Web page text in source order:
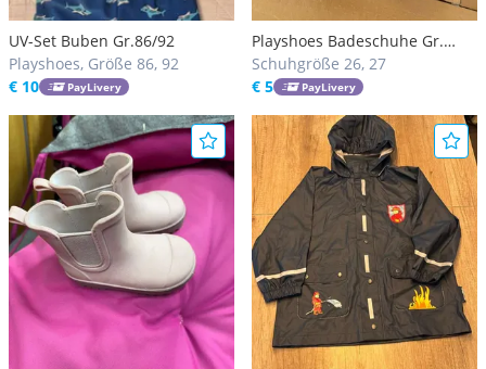
UV-Set Buben Gr.86/92
Playshoes, Größe 86, 92
€ 10
PayLivery
Playshoes Badeschuhe Gr.
26/27
Schuhgröße 26, 27
€ 5
PayLivery